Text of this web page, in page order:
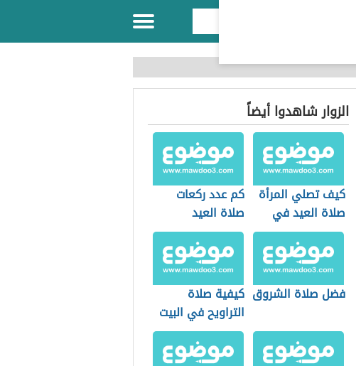
الزوار شاهدوا أيضاً
كيف تصلي المرأة
صلاة العيد في
البيت
كم عدد ركعات
صلاة العيد
فضل صلاة الشروق كيفية صلاة
التراويح في البيت